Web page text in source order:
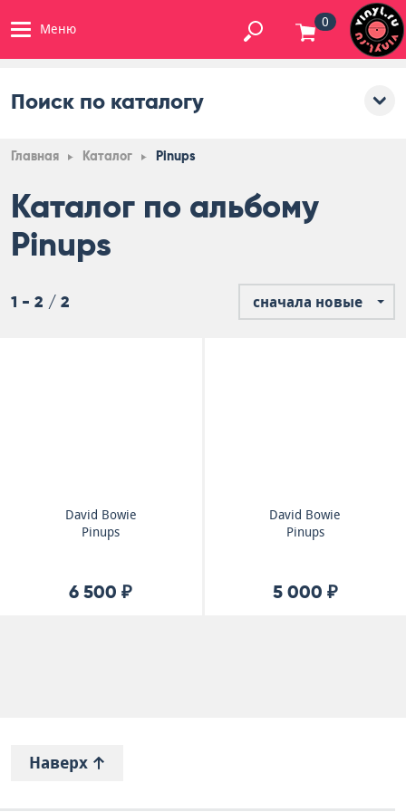
Меню 0
Поиск по каталогу
Главная Каталог Pinups
Каталог по альбому
Pinups
1 - 2 / 2 сначала новые
David Bowie
Pinups
6 500 ₽
David Bowie
Pinups
5 000 ₽
Наверх